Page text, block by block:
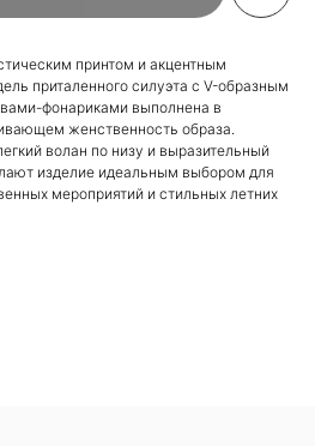
принтом и акцентным
приталенного силуэта с V-образным
фонариками выполнена в
женственность образа.
волан по низу и выразительный
изделие идеальным выбором для
мероприятий и стильных летних